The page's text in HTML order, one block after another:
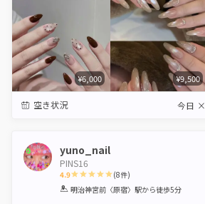
¥6,000 ¥9,500
空き状況 今日 ×
yuno_nail
PINS16
4.9
1 2 3 4 5
(8件)
明治神宮前〈原宿〉駅から徒歩5分